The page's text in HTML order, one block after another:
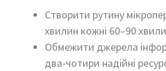
Створити рутину
хвилин кожні 60–90
Обмежити джерела
два-чотири надійні